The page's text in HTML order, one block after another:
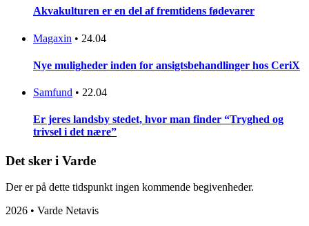
Akvakulturen er en del af fremtidens fødevarer
Magaxin • 24.04
Nye muligheder inden for ansigtsbehandlinger hos CeriX
Samfund • 22.04
Er jeres landsby stedet, hvor man finder “Tryghed og
trivsel i det nære”
Det sker i Varde
Der er på dette tidspunkt ingen kommende begivenheder.
2026 • Varde Netavis